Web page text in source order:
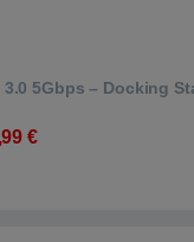
5Gbps – Docking
€